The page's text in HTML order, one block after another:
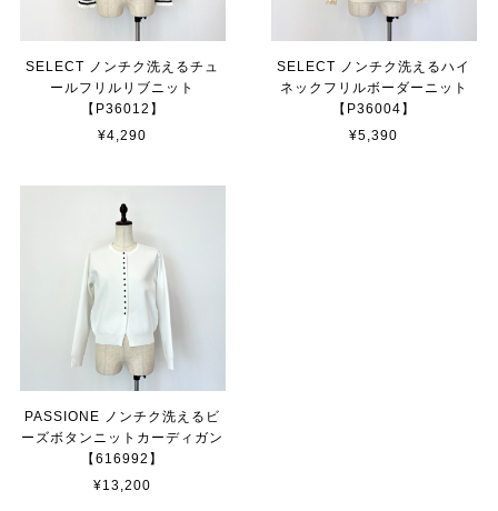
SELECT ノンチク洗えるチュ
ールフリルリブニット
【P36012】
¥4,290
SELECT ノンチク洗えるハイ
ネックフリルボーダーニット
【P36004】
¥5,390
PASSIONE ノンチク洗えるビ
ーズボタンニットカーディガン
【616992】
¥13,200